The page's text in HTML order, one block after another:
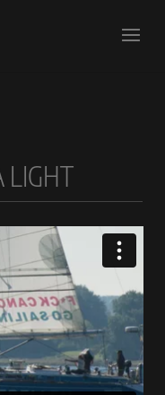
LIGHT